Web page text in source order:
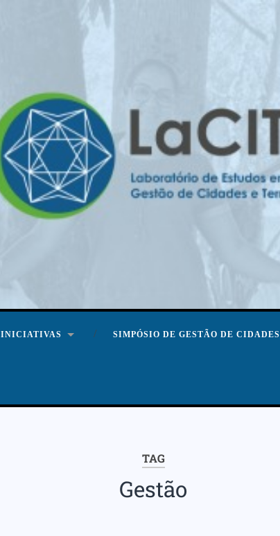
INICIATIVAS SIMPÓSIO DE GESTÃO DE CIDADES
TAG
Gestão